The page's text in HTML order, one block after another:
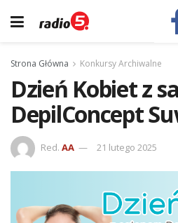
Strona Główna Konkursy Archiwalne
Dzień Kobiet z
DepilConcept
Red. AA 21 lutego 2025